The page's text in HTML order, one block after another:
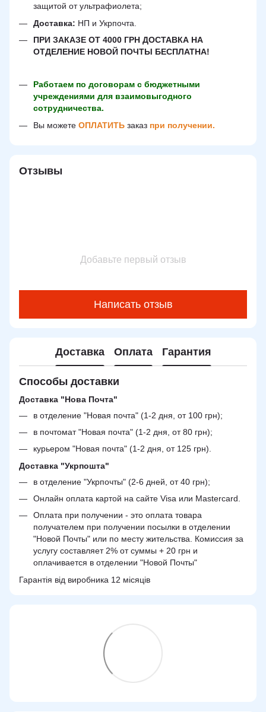
защитой от ультрафиолета;
Доставка: НП и Укрпочта.
ПРИ ЗАКАЗЕ ОТ 4000 ГРН ДОСТАВКА НА
ОТДЕЛЕНИЕ НОВОЙ ПОЧТЫ БЕСПЛАТНА!
Работаем по договорам с бюджетными
учреждениями для взаимовыгодного
сотрудничества.
Вы можете ОПЛАТИТЬ заказ при получении.
Отзывы
Добавьте первый отзыв
Написать отзыв
Доставка Оплата Гарантия
Способы доставки
Доставка "Нова Почта"
в отделение "Новая почта" (1-2 дня, от 100 грн);
в почтомат "Новая почта" (1-2 дня, от 80 грн);
курьером "Новая почта" (1-2 дня, от 125 грн).
Доставка "Укрпошта"
в отделение "Укрпочты" (2-6 дней, от 40 грн);
Онлайн оплата картой на сайте Visa или Mastercard.
Оплата при получении - это оплата товара
получателем при получении посылки в отделении
"Новой Почты" или по месту жительства. Комиссия за
услугу составляет 2% от суммы + 20 грн и
оплачивается в отделении "Новой Почты"
Гарантія від виробника 12 місяців